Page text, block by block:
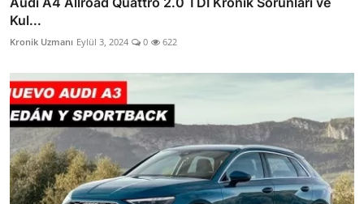
Kul...
Kronik Uzmanı Eylül 3, 2024 0 622